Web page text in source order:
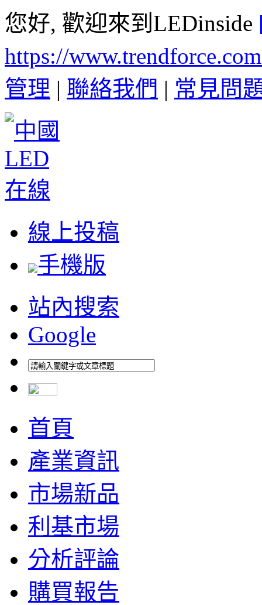
您好, 歡迎來到LEDinside
https://
管理 | 聯絡我們 | 常見問
線上投稿
手機版
站內搜索
Google
首頁
產業資訊
市場新品
利基市場
分析評論
購買報告